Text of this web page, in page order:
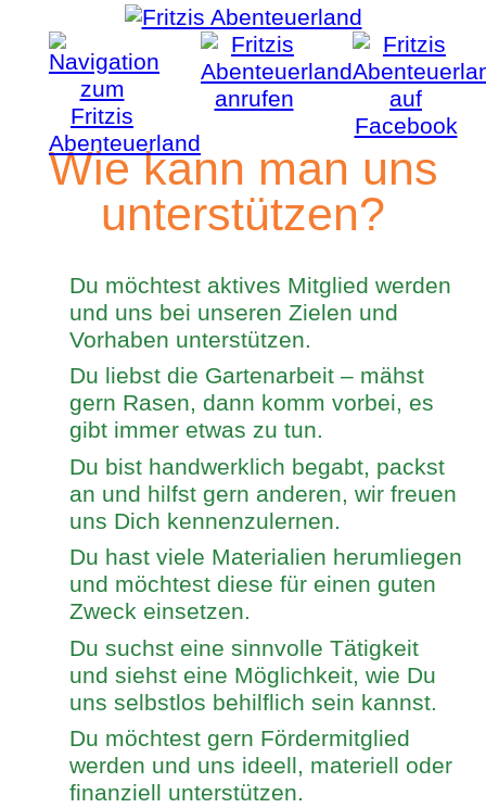
Wie kann man uns
unterstützen?
Du möchtest aktives Mitglied werden
und uns bei unseren Zielen und
Vorhaben unterstützen.
Du liebst die Gartenarbeit – mähst
gern Rasen, dann komm vorbei, es
gibt immer etwas zu tun.
Du bist handwerklich begabt, packst
an und hilfst gern anderen, wir freuen
uns Dich kennenzulernen.
Du hast viele Materialien herumliegen
und möchtest diese für einen guten
Zweck einsetzen.
Du suchst eine sinnvolle Tätigkeit
und siehst eine Möglichkeit, wie Du
uns selbstlos behilflich sein kannst.
Du möchtest gern Fördermitglied
werden und uns ideell, materiell oder
finanziell unterstützen.